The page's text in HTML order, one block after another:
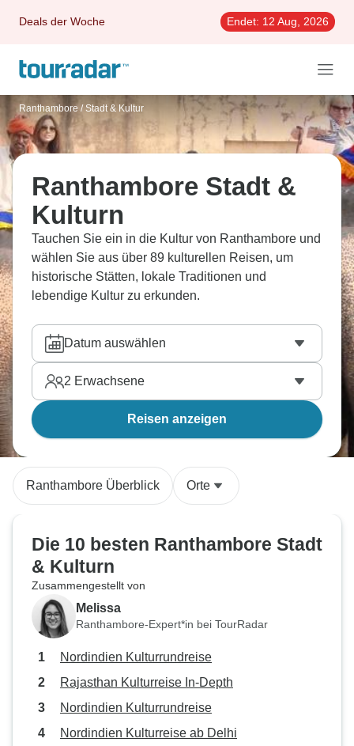
Deals der Woche Endet: 12 Aug, 2026
Ranthambore / Stadt & Kultur
Ranthambore Stadt &
Kulturn
Tauchen Sie ein in die Kultur von Ranthambore und
wählen Sie aus über 89 kulturellen Reisen, um
historische Stätten, lokale Traditionen und
lebendige Kultur zu erkunden.
Datum auswählen
2 Erwachsene
Reisen anzeigen
Ranthambore Überblick Orte
Die 10 besten Ranthambore Stadt
& Kulturn
Zusammengestellt von
Melissa
Ranthambore-Expert*in bei TourRadar
Nordindien Kulturrundreise
Rajasthan Kulturreise In-Depth
Nordindien Kulturrundreise
Nordindien Kulturreise ab Delhi